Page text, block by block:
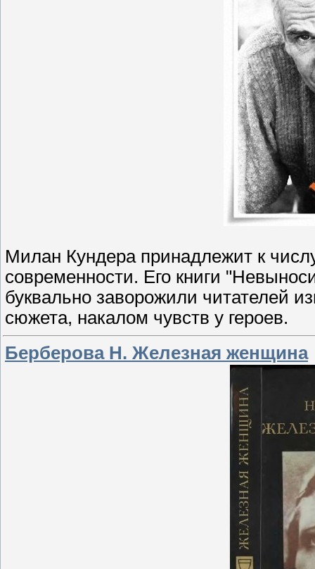
Милан Кундера принадлежит к
современности. Его книги
буквально заворожили читателей
сюжета, накалом чувств у героев.
Берберова Н. Железная женщина